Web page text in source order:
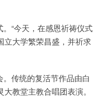
“今天，在感恩祈祷仪式
立大学繁荣昌盛，并祈求
传统的复活节作品由白
教堂主教合唱团表演。